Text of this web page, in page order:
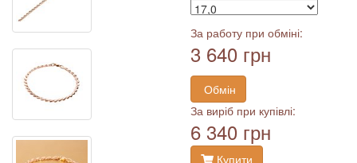
За работу при обміні:
3 640 грн
Обмін
За виріб при купівлі:
6 340 грн
Купити